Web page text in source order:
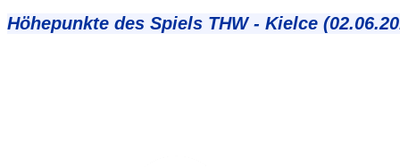
Höhepunkte des Spiels THW - Kielce